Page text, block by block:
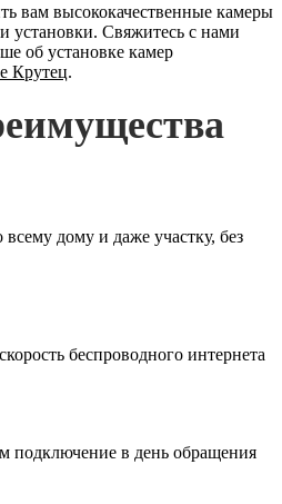
вам высококачественные камеры
установки. Свяжитесь с нами
об установке камер
Крутец.
дому и даже участку, без
беспроводного интернета
подключение в день обращения